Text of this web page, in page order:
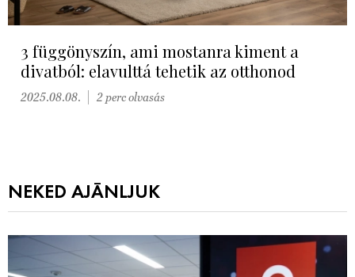
3 függönyszín, ami mostanra kiment a
divatból: elavulttá tehetik az otthonod
2025.08.08. 2 perc olvasás
NEKED AJÁNLJUK